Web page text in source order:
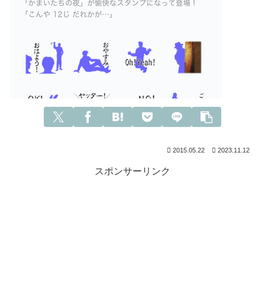
2015.05.22 2023.11.12
スポンサーリンク